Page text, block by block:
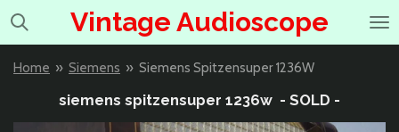
Ga
de
hoofdinhoud
Vintage Audioscope
Home » Siemens » Siemens Spitzensuper 1236W
siemens spitzensuper 1236w - SOLD -